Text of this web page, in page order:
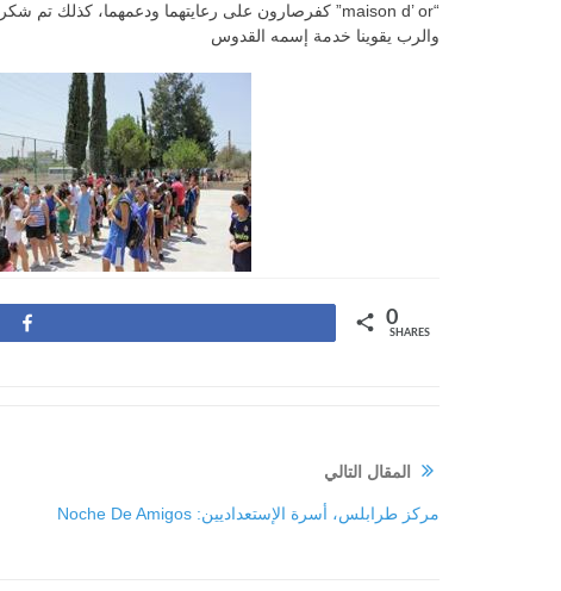
“maison d’ or” كفرصارون على رعايتهما ودعمهما، كذلك تم شكر الصليب الاحمر اللبناني لمواكبته النشاط. وضرب الجميع موعداً للقاء المقبل في المخيم الصيفي في 23 آب المقبل.
والرب يقوينا خدمة إسمه القدوس
0
SHARES
المقال التالي
مركز طرابلس، أسرة الإستعداديين: Noche De Amigos